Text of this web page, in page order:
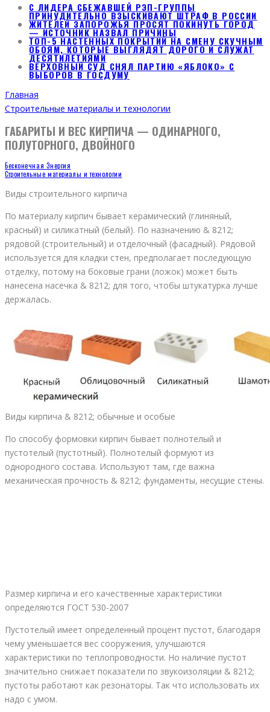
С ЛИДЕРА СБЕЖАВШЕЙ РЭП-ГРУППЫ
ПРИНУДИТЕЛЬНО ВЗЫСКИВАЮТ ШТРАФ В РОССИИ
ЖИТЕЛЕЙ ЗАПОРОЖЬЯ ПРОСЯТ ПОКИНУТЬ ГОРОД
— ИСТОЧНИК НАЗВАЛ ПРИЧИНЫ
ТОП-5 НАСТЕННЫХ ПОКРЫТИЙ НА СМЕНУ СКУЧНЫМ
ОБОЯМ, КОТОРЫЕ ВЫГЛЯДЯТ ДОРОГО И СЛУЖАТ
ДЕСЯТИЛЕТИЯМИ
ВЕРХОВНЫЙ СУД СНЯЛ ПАРТИЮ «ЯБЛОКО» С
ВЫБОРОВ В ГОСДУМУ
Главная
Строительные материалы и технологии
ГАБАРИТЫ И ВЕС КИРПИЧА — ОДИНАРНОГО,
ПОЛУТОРНОГО, ДВОЙНОГО
Бесконечная Энергия
Строительные материалы и технологии
Виды строительного кирпича
По материалу кирпич бывает керамический (глиняный,
красный) и силикатный (белый). По назначению & 8212;
рядовой (строительный) и отделочный (фасадный). Рядовой
используется для кладки стен, предполагает последующую
отделку, потому на боковые грани (ложок) может быть
нанесена насечка & 8212; для того, чтобы штукатурка лучше
держалась.
Виды кирпича & 8212; обычные и особые
По способу формовки кирпич бывает полнотелый и
пустотелый (пустотный). Полнотелый формуют из
однородного состава. Используют там, где важна
механическая прочность & 8212; фундаменты, несущие стены.
Размер кирпича и его качественные характеристики
определяются ГОСТ 530-2007
Пустотелый имеет определенный процент пустот, благодаря
чему уменьшается вес сооружения, улучшаются
характеристики по теплопроводности. Но наличие пустот
значительно снижает показатели по звукоизоляции & 8212;
пустоты работают как резонаторы. Так что использовать их
надо с умом.